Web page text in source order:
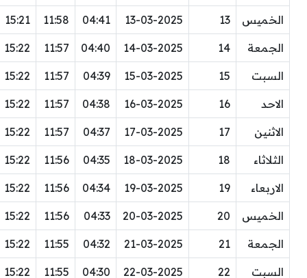
الخميس 13
13-03-2025
04:41
11:58
15:21
الجمعة 14
14-03-2025
04:40
11:57
15:22
السبت 15
15-03-2025
04:39
11:57
15:22
الاحد 16
16-03-2025
04:38
11:57
15:22
الاثنين 17
17-03-2025
04:37
11:57
15:22
الثلاثاء 18
18-03-2025
04:35
11:56
15:22
الاربعاء 19
19-03-2025
04:34
11:56
15:22
الخميس 20
20-03-2025
04:33
11:56
15:22
الجمعة 21
21-03-2025
04:32
11:55
15:22
السبت 22
22-03-2025
04:30
11:55
15:22